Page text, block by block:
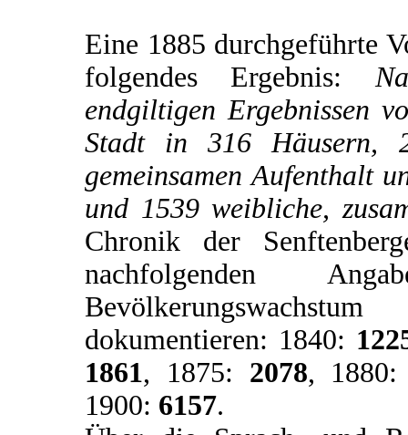
Eine 1885 durchgeführte
folgendes Ergebnis:
endgiltigen Ergebnissen
Stadt in 316 Häusern,
gemeinsamen Aufenthalt
und 1539 weibliche,
Chronik der
nachfolgenden
dokumentieren: 1840:
1861, 1875: 2078,
1900: 6157.